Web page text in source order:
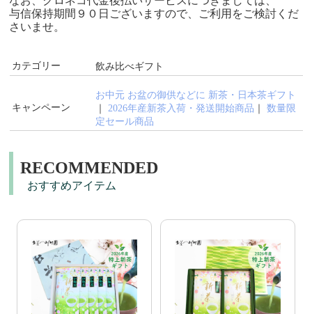
与信保持期間９０日ございますので、ご利用をご検討くだ
さいませ。
カテゴリー 飲み比べギフト
キャンペーン
お中元 お盆の御供などに 新茶・日本茶ギフト
2026年産新茶入荷・発送開始商品
数量限
定セール商品
RECOMMENDED
おすすめアイテム